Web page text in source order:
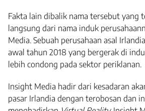
Fakta lain dibalik nama tersebut yang
langsung dari nama induk
Media. Sebuah perusahaan asal
awal tahun 2018 yang bergerak di
lebih condong pada sektor periklanan.
Insight Media hadir dari kesadaran
pasar Irlandia dengan terobosan dan